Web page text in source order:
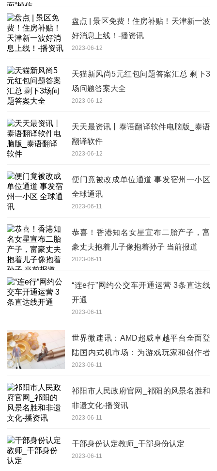
盘点 | 景区免费！住房补贴！天津新一波
好消息上线！-播资讯
2023-06-12
天猫新风尚5元红包问题答案汇总 剩下3
场问题答案大全
2023-06-12
天天最资讯丨泰语翻译软件电脑版_泰语
翻译软件
2023-06-12
便门竟被改成单位通道 事发宿州一小区
全球通讯
2023-06-11
恭喜！香港知名女星宣布二胎产子，富
豪丈夫抱着儿子像抱着孙子 当前报道
2023-06-11
“连e行”网约公交车开通运营 3条直达线
开通
2023-06-11
世界微速讯：AMD超威卓越平台全面登
陆国内式机市场：为游戏玩家和创作者
提供卓越解决方案
2023-06-11
祁阳市人民政府官网_祁阳的风景名胜和
非遗文化-播资讯
2023-06-11
干部身份认定教师_干部身份认定
2023-06-11